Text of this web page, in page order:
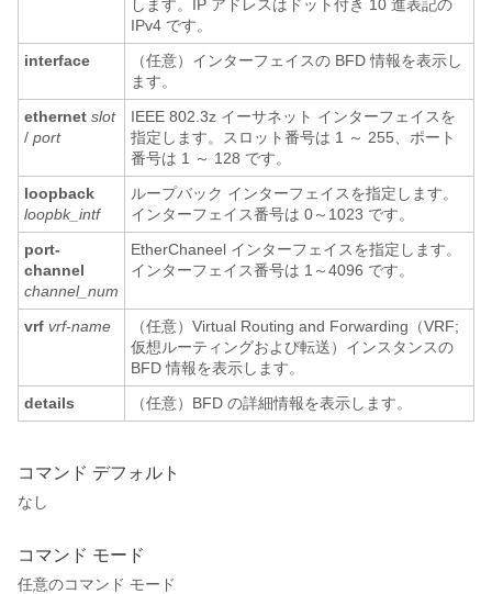
します。IP アドレスはドット付き 10 進表記の
IPv4 です。
interface
（任意）インターフェイスの BFD 情報を表示し
ます。
ethernet slot
/ port
IEEE 802.3z イーサネット インターフェイスを
指定します。スロット番号は 1 ～ 255、ポート
番号は 1 ～ 128 です。
loopback
loopbk_intf
ループバック インターフェイスを指定します。
インターフェイス番号は 0～1023 です。
port-
channel
channel_num
EtherChaneel インターフェイスを指定します。
インターフェイス番号は 1～4096 です。
vrf vrf-name
（任意）Virtual Routing and Forwarding（VRF;
仮想ルーティングおよび転送）インスタンスの
BFD 情報を表示します。
details
（任意）BFD の詳細情報を表示します。
コマンド デフォルト
なし
コマンド モード
任意のコマンド モード